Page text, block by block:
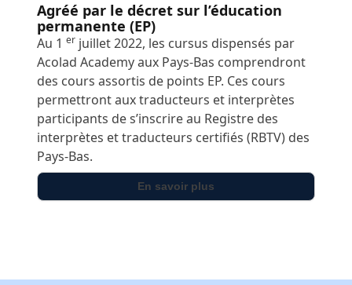
Agréé par le décret sur l’éducation
permanente (EP)
Au 1 er juillet 2022, les cursus dispensés par
Acolad Academy aux Pays-Bas comprendront
des cours assortis de points EP. Ces cours
permettront aux traducteurs et interprètes
participants de s’inscrire au Registre des
interprètes et traducteurs certifiés (RBTV) des
Pays-Bas.
En savoir plus